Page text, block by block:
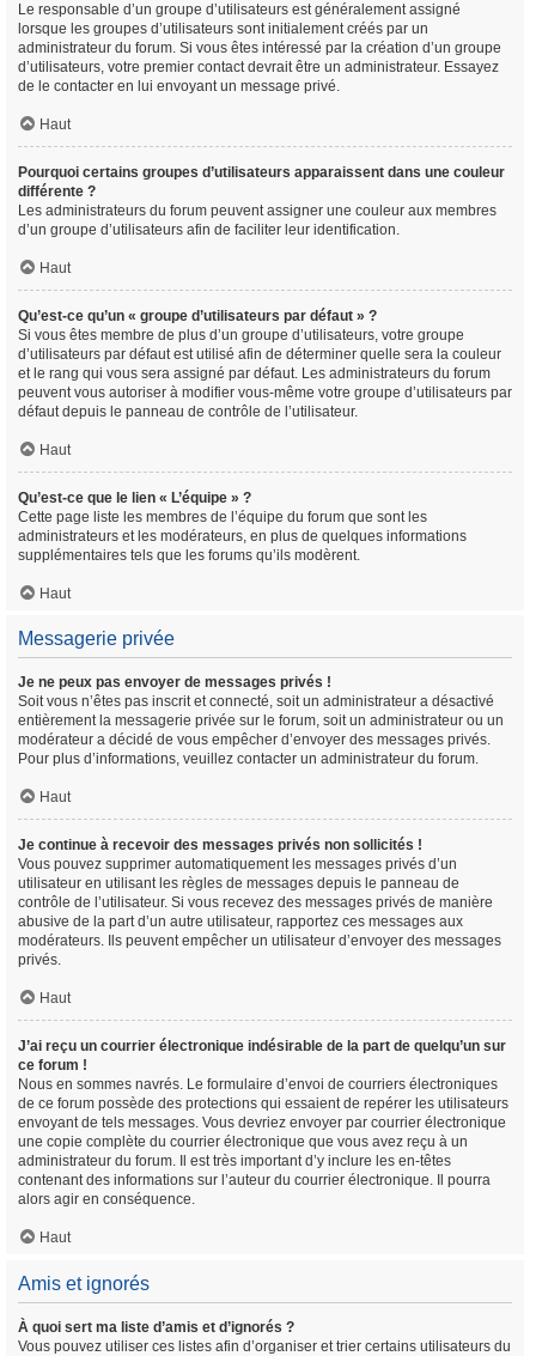
Le responsable d’un groupe d’utilisateurs est généralement assigné
lorsque les groupes d’utilisateurs sont initialement créés par un
administrateur du forum. Si vous êtes intéressé par la création d’un groupe
d’utilisateurs, votre premier contact devrait être un administrateur. Essayez
de le contacter en lui envoyant un message privé.
Haut
Pourquoi certains groupes d’utilisateurs apparaissent dans une couleur
différente ?
Les administrateurs du forum peuvent assigner une couleur aux membres
d’un groupe d’utilisateurs afin de faciliter leur identification.
Haut
Qu’est-ce qu’un « groupe d’utilisateurs par défaut » ?
Si vous êtes membre de plus d’un groupe d’utilisateurs, votre groupe
d’utilisateurs par défaut est utilisé afin de déterminer quelle sera la couleur
et le rang qui vous sera assigné par défaut. Les administrateurs du forum
peuvent vous autoriser à modifier vous-même votre groupe d’utilisateurs par
défaut depuis le panneau de contrôle de l’utilisateur.
Haut
Qu’est-ce que le lien « L’équipe » ?
Cette page liste les membres de l’équipe du forum que sont les
administrateurs et les modérateurs, en plus de quelques informations
supplémentaires tels que les forums qu’ils modèrent.
Haut
Messagerie privée
Je ne peux pas envoyer de messages privés !
Soit vous n’êtes pas inscrit et connecté, soit un administrateur a désactivé
entièrement la messagerie privée sur le forum, soit un administrateur ou un
modérateur a décidé de vous empêcher d’envoyer des messages privés.
Pour plus d’informations, veuillez contacter un administrateur du forum.
Haut
Je continue à recevoir des messages privés non sollicités !
Vous pouvez supprimer automatiquement les messages privés d’un
utilisateur en utilisant les règles de messages depuis le panneau de
contrôle de l’utilisateur. Si vous recevez des messages privés de manière
abusive de la part d’un autre utilisateur, rapportez ces messages aux
modérateurs. Ils peuvent empêcher un utilisateur d’envoyer des messages
privés.
Haut
J’ai reçu un courrier électronique indésirable de la part de quelqu’un sur
ce forum !
Nous en sommes navrés. Le formulaire d’envoi de courriers électroniques
de ce forum possède des protections qui essaient de repérer les utilisateurs
envoyant de tels messages. Vous devriez envoyer par courrier électronique
une copie complète du courrier électronique que vous avez reçu à un
administrateur du forum. Il est très important d’y inclure les en-têtes
contenant des informations sur l’auteur du courrier électronique. Il pourra
alors agir en conséquence.
Haut
Amis et ignorés
À quoi sert ma liste d’amis et d’ignorés ?
Vous pouvez utiliser ces listes afin d’organiser et trier certains utilisateurs du